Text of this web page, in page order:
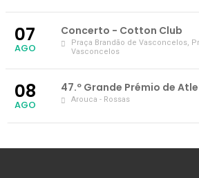
07
AGO
Concerto - Cotton Club
Praça Brandão de Vasconcelos,
Vasconcelos
08
AGO
47.º Grande Prémio de
Arouca - Rossas